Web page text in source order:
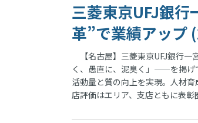
三菱東京UFJ銀
革”で業績アップ
【名古屋】三菱東京UFJ銀行一
く、愚直に、泥臭く」——を掲げ
活動量と質の向上を実現。人材
店評価はエリア、支店ともに表彰